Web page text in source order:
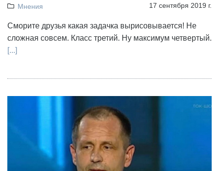
Мнения 17 сентября 2019 г.
Сморите друзья какая задачка вырисовывается! Не
сложная совсем. Класс третий. Ну максимум четвертый.
[...]